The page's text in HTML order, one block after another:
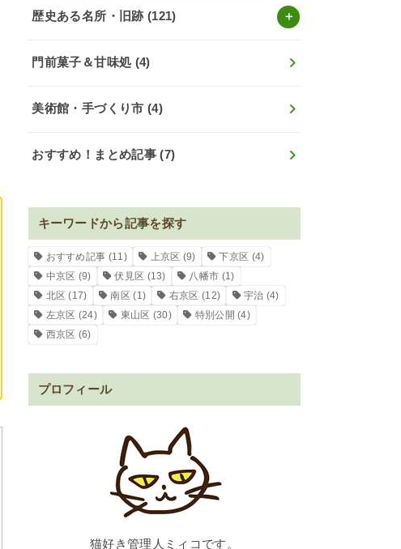
歴史ある名所・旧跡 (121)
門前菓子＆甘味処 (4)
美術館・手づくり市 (4)
おすすめ！まとめ記事(7)
キーワードから記事を探す
おすすめ記事 (11) 上京区 (9) 下京区 (4)
中京区 (9) 伏見区 (13) 八幡市 (1)
北区 (17) 南区 (1) 右京区 (12) 宇治 (4)
左京区 (24) 東山区 (30) 特別公開 (4)
西京区 (6)
プロフィール
猫好き管理人ミィコです。